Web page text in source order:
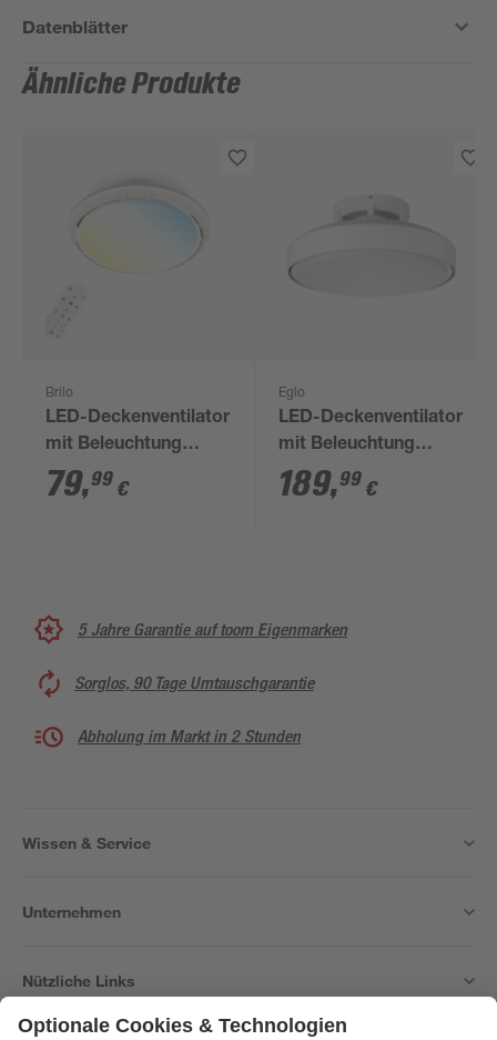
Datenblätter
Ähnliche Produkte
Brilo
LED-Deckenventilator
mit Beleuchtung
'Dison' dimmbar 2700
lm RGB - tunable
79,99 €
Eglo
LED-Deckenventilator
mit Beleuchtung
'Morenci' dimmbar
45,9 W 5200 lm
189,99 €
5 Jahre Garantie auf toom Eigenmarken
Sorglos, 90 Tage Umtauschgarantie
Abholung im Markt in 2 Stunden
Wissen & Service
Unternehmen
Nützliche Links